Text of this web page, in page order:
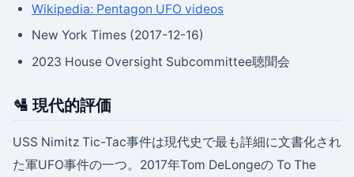
Wikipedia: Pentagon UFO videos
New York Times (2017-12-16)
2023 House Oversight Subcommittee聴聞会
🛂 現代的評価
USS Nimitz Tic-Tac事件は現代史で最も詳細に文書化され
た軍UFO事件の一つ。2017年Tom DeLongeの To The